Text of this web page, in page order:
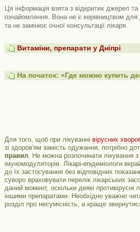
Ця інформація взята з відкритих джерел
ознайомлення. Вона не є керівництвом для
та не замінює очної консультації лікаря.
Витаміни, препарати у Дніпрі
На початок: «Где можно купить
Для того, щоб при лікуванні вірусних
зі здоров'ям замість одужання, потрібно
правил. Не можна розпочинати лікування
імуномодуляторів. Лікарі-епідеміологи
до їх застосування без відповідних
суворо враховувати перелік лікарських
даний момент, оскільки деякі противірусні
іншими препаратами. Необхідно уважно
розділ про несумісність, а краще